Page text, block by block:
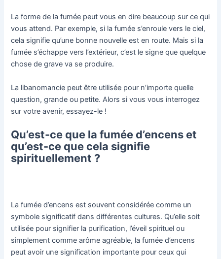
La forme de la fumée peut vous en dire beaucoup sur ce qui
vous attend. Par exemple, si la fumée s’enroule vers le ciel,
cela signifie qu’une bonne nouvelle est en route. Mais si la
fumée s’échappe vers l’extérieur, c’est le signe que quelque
chose de grave va se produire.
La libanomancie peut être utilisée pour n’importe quelle
question, grande ou petite. Alors si vous vous interrogez
sur votre avenir, essayez-le !
Qu’est-ce que la fumée d’encens et
qu’est-ce que cela signifie
spirituellement ?
La fumée d’encens est souvent considérée comme un
symbole significatif dans différentes cultures. Qu’elle soit
utilisée pour signifier la purification, l’éveil spirituel ou
simplement comme arôme agréable, la fumée d’encens
peut avoir une signification importante pour ceux qui